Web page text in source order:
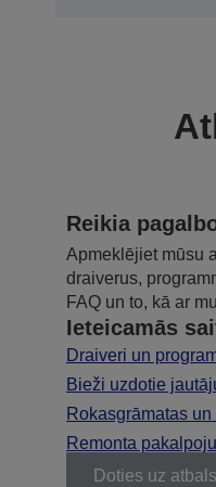
Reikia
Apmeklējiet mūsu
draiverus,
FAQ un to, kā ar
Ieteicamās
Draiveri un
Bieži uzdotie
Rokasgrāmatas
Remonta
Doties uz